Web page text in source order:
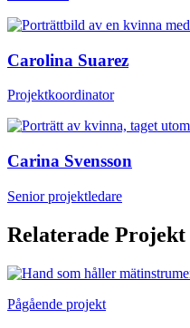
Carolina Suarez
Projektkoordinator
Carina Svensson
Senior projektledare
Relaterade Projekt
Pågående projekt